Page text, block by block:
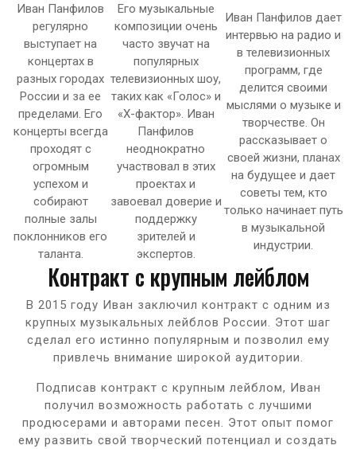
Иван Панфилов
регулярно
выступает на
концертах в
разных городах
России и за ее
пределами. Его
концерты всегда
проходят с
огромным
успехом и
собирают
полные залы
поклонников его
таланта.
Его музыкальные
композиции очень
часто звучат на
популярных
телевизионных шоу,
таких как «Голос» и
«X-фактор». Иван
Панфилов
неоднократно
участвовал в этих
проектах и
завоевал доверие и
поддержку
зрителей и
экспертов.
Иван Панфилов дает
интервью на радио и
в телевизионных
программ, где
делится своими
мыслями о музыке и
творчестве. Он
рассказывает о
своей жизни, планах
на будущее и дает
советы тем, кто
только начинает путь
в музыкальной
индустрии.
Контракт с крупным лейблом
В 2015 году Иван заключил контракт с одним из
крупных музыкальных лейблов России. Этот шаг
сделал его истинно популярным и позволил ему
привлечь внимание широкой аудитории.
Подписав контракт с крупным лейблом, Иван
получил возможность работать с лучшими
продюсерами и авторами песен. Этот опыт помог
ему развить свой творческий потенциал и создать